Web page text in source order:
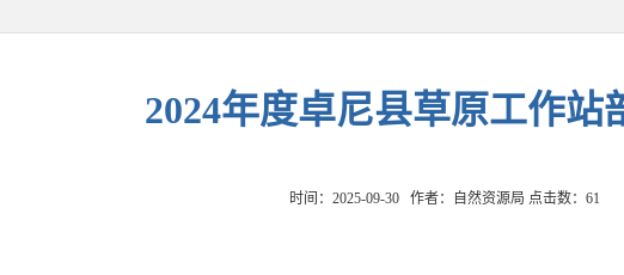
2024年度卓尼县草原工作站
时间：2025-09-30 作者：自然资源局 点击数： 61